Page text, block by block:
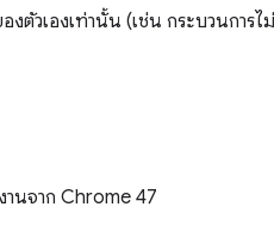
ตัวเองเท่านั้น (เช่น กระบวนการ
านจาก Chrome 47